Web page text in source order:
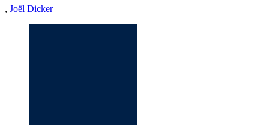
, Joël Dicker